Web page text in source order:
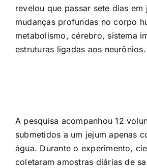
revelou que passar sete dias
mudanças profundas no corpo
metabolismo, cérebro, sistema
estruturas ligadas aos neurônios.
A pesquisa acompanhou 12
submetidos a um jejum apenas
água. Durante o experimento,
coletaram amostras diárias de